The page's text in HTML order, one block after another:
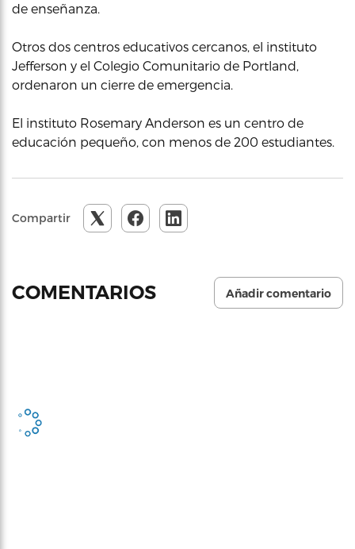
de enseñanza.
Otros dos centros educativos cercanos, el instituto
Jefferson y el Colegio Comunitario de Portland,
ordenaron un cierre de emergencia.
El instituto Rosemary Anderson es un centro de
educación pequeño, con menos de 200 estudiantes.
Compartir
COMENTARIOS Añadir comentario